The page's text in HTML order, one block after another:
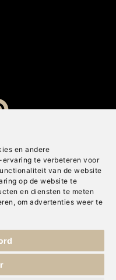
en andere
te verbeteren voor
van de website
op de website te
en diensten te meten
, om advertenties weer te